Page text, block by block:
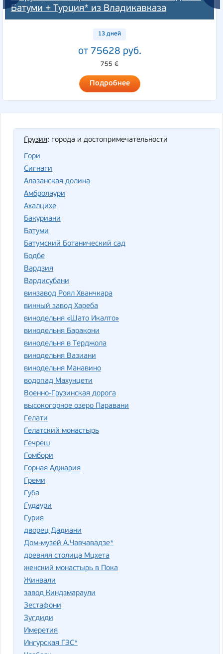
Батуми + Турция* из Владикавказа
13 дней
от 75628 руб.
755 €
Подробнее
Грузия: города и достопримечательности
Гори
Cигнаги
Алазанская долина
Амбролаури
Ахалцихе
Бакуриани
Батуми
Батумский Ботанический сад
Бодбе
Вардзия
Вардисубани
винзавод Роял Хванчкара
винный завод Хареба
винодельня «Шато Икалто»
винодельня Баракони
винодельня в Терджола
винодельня Вазиани
винодельня Манавино
водопад Махунцети
Военно-Грузинская дорога
высокогорное озеро Паравани
Гелати
Гелатский монастырь
Гечреш
Гомбори
Горная Аджария
Греми
Губа
Гудаури
Гурия
дворец Дадиани
Дом-музей А.Чавчавадзе*
древняя столица Мцхета
женский монастырь в Пока
Жинвали
завод Киндзмараули
Зестафони
Зугдиди
Имеретия
Ингурская ГЭС*